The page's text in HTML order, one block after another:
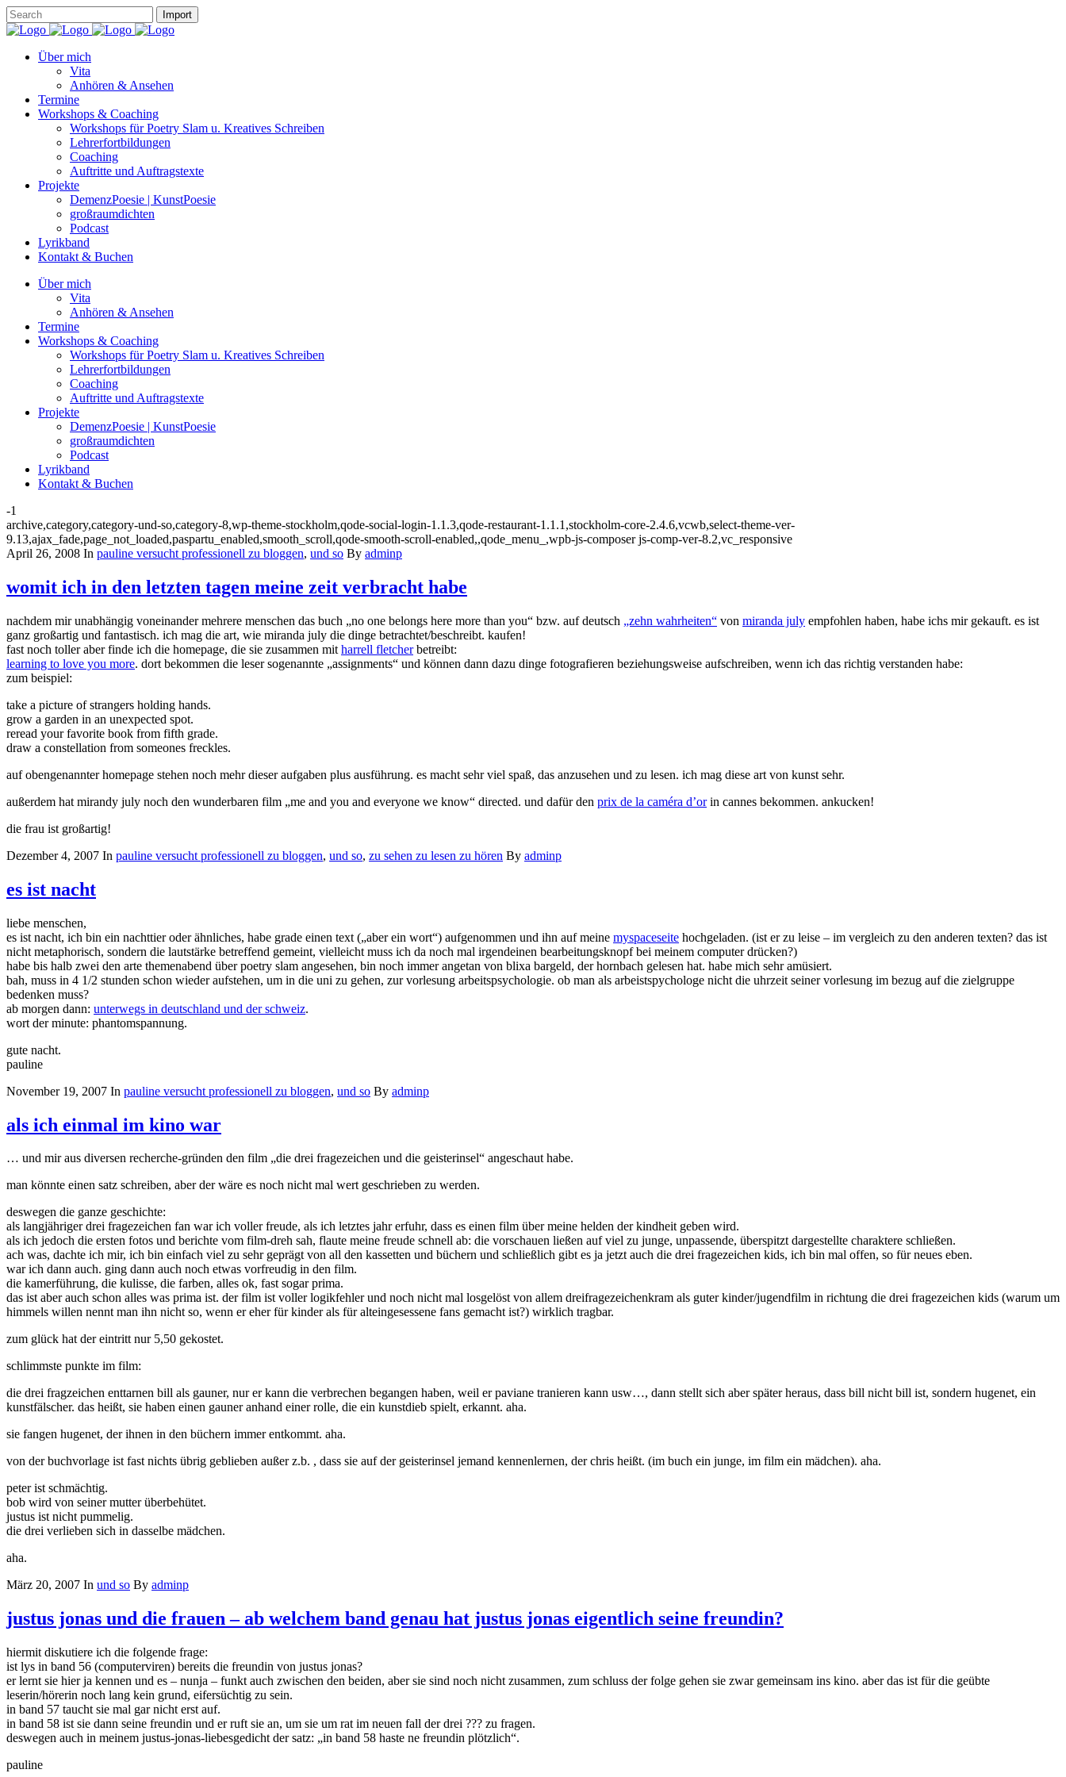
Über mich
Vita
Anhören & Ansehen
Termine
Workshops & Coaching
Workshops für Poetry Slam u. Kreatives Schreiben
Lehrerfortbildungen
Coaching
Auftritte und Auftragstexte
Projekte
DemenzPoesie | KunstPoesie
großraumdichten
Podcast
Lyrikband
Kontakt & Buchen
Über mich
Vita
Anhören & Ansehen
Termine
Workshops & Coaching
Workshops für Poetry Slam u. Kreatives Schreiben
Lehrerfortbildungen
Coaching
Auftritte und Auftragstexte
Projekte
DemenzPoesie | KunstPoesie
großraumdichten
Podcast
Lyrikband
Kontakt & Buchen
-1
archive,category,category-und-so,category-8,wp-theme-stockholm,qode-social-login-1.1.3,qode-restaurant-1.1.1,stockholm-core-2.4.6,vcwb,select-theme-ver-
9.13,ajax_fade,page_not_loaded,paspartu_enabled,smooth_scroll,qode-smooth-scroll-enabled,,qode_menu_,wpb-js-composer js-comp-ver-8.2,vc_responsive
April 26, 2008 In pauline versucht professionell zu bloggen, und so By adminp
womit ich in den letzten tagen meine zeit verbracht habe
nachdem mir unabhängig voneinander mehrere menschen das buch „no one belongs here more than you“ bzw. auf deutsch „zehn wahrheiten“ von miranda july empfohlen haben, habe ichs mir gekauft. es ist
ganz großartig und fantastisch. ich mag die art, wie miranda july die dinge betrachtet/beschreibt. kaufen!
fast noch toller aber finde ich die homepage, die sie zusammen mit harrell fletcherbetreibt:
learning to love you more. dort bekommen die leser sogenannte „assignments“ und können dann dazu dinge fotografieren beziehungsweise aufschreiben, wenn ich das richtig verstanden habe:
zum beispiel:
take a picture of strangers holding hands.
grow a garden in an unexpected spot.
reread your favorite book from fifth grade.
draw a constellation from someones freckles.
auf obengenannter homepage stehen noch mehr dieser aufgaben plus ausführung. es macht sehr viel spaß, das anzusehen und zu lesen. ich mag diese art von kunst sehr.
außerdem hat mirandy july noch den wunderbaren film „me and you and everyone we know“ directed. und dafür den prix de la caméra d’orin cannes bekommen. ankucken!
die frau ist großartig!
Dezember 4, 2007 In pauline versucht professionell zu bloggen, und so, zu sehen zu lesen zu hören By adminp
es ist nacht
liebe menschen,
es ist nacht, ich bin ein nachttier oder ähnliches, habe grade einen text („aber ein wort“) aufgenommen und ihn auf meine myspaceseite hochgeladen. (ist er zu leise – im vergleich zu den anderen texten? das ist
nicht metaphorisch, sondern die lautstärke betreffend gemeint, vielleicht muss ich da noch mal irgendeinen bearbeitungsknopf bei meinem computer drücken?)
habe bis halb zwei den arte themenabend über poetry slam angesehen, bin noch immer angetan von blixa bargeld, der hornbach gelesen hat. habe mich sehr amüsiert.
bah, muss in 4 1/2 stunden schon wieder aufstehen, um in die uni zu gehen, zur vorlesung arbeitspsychologie. ob man als arbeistspychologe nicht die uhrzeit seiner vorlesung im bezug auf die zielgruppe
bedenken muss?
ab morgen dann: unterwegs in deutschland und der schweiz.
wort der minute: phantomspannung.
gute nacht.
pauline
November 19, 2007 In pauline versucht professionell zu bloggen, und so By adminp
als ich einmal im kino war
… und mir aus diversen recherche-gründen den film „die drei fragezeichen und die geisterinsel“ angeschaut habe.
man könnte einen satz schreiben, aber der wäre es noch nicht mal wert geschrieben zu werden.
deswegen die ganze geschichte:
als langjähriger drei fragezeichen fan war ich voller freude, als ich letztes jahr erfuhr, dass es einen film über meine helden der kindheit geben wird.
als ich jedoch die ersten fotos und berichte vom film-dreh sah, flaute meine freude schnell ab: die vorschauen ließen auf viel zu junge, unpassende, überspitzt dargestellte charaktere schließen.
ach was, dachte ich mir, ich bin einfach viel zu sehr geprägt von all den kassetten und büchern und schließlich gibt es ja jetzt auch die drei fragezeichen kids, ich bin mal offen, so für neues eben.
war ich dann auch. ging dann auch noch etwas vorfreudig in den film.
die kamerführung, die kulisse, die farben, alles ok, fast sogar prima.
das ist aber auch schon alles was prima ist. der film ist voller logikfehler und noch nicht mal losgelöst von allem dreifragezeichenkram als guter kinder/jugendfilm in richtung die drei fragezeichen kids (warum um
himmels willen nennt man ihn nicht so, wenn er eher für kinder als für alteingesessene fans gemacht ist?) wirklich tragbar.
zum glück hat der eintritt nur 5,50 gekostet.
schlimmste punkte im film:
die drei fragzeichen enttarnen bill als gauner, nur er kann die verbrechen begangen haben, weil er paviane tranieren kann usw…, dann stellt sich aber später heraus, dass bill nicht bill ist, sondern hugenet, ein
kunstfälscher. das heißt, sie haben einen gauner anhand einer rolle, die ein kunstdieb spielt, erkannt. aha.
sie fangen hugenet, der ihnen in den büchern immer entkommt. aha.
von der buchvorlage ist fast nichts übrig geblieben außer z.b. , dass sie auf der geisterinsel jemand kennenlernen, der chris heißt. (im buch ein junge, im film ein mädchen). aha.
peter ist schmächtig.
bob wird von seiner mutter überbehütet.
justus ist nicht pummelig.
die drei verlieben sich in dasselbe mädchen.
aha.
März 20, 2007 In und so By adminp
justus jonas und die frauen – ab welchem band genau hat justus jonas eigentlich seine freundin?
hiermit diskutiere ich die folgende frage:
ist lys in band 56 (computerviren) bereits die freundin von justus jonas?
er lernt sie hier ja kennen und es – nunja – funkt auch zwischen den beiden, aber sie sind noch nicht zusammen, zum schluss der folge gehen sie zwar gemeinsam ins kino. aber das ist für die geübte
leserin/hörerin noch lang kein grund, eifersüchtig zu sein.
in band 57 taucht sie mal gar nicht erst auf.
in band 58 ist sie dann seine freundin und er ruft sie an, um sie um rat im neuen fall der drei ??? zu fragen.
deswegen auch in meinem justus-jonas-liebesgedicht der satz: „in band 58 haste ne freundin plötzlich“.
pauline